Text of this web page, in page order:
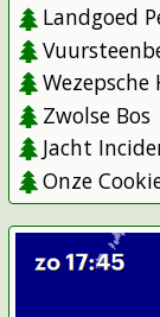
Landgoed
Wezepsche
Zwolse Bos
Jacht
Onze